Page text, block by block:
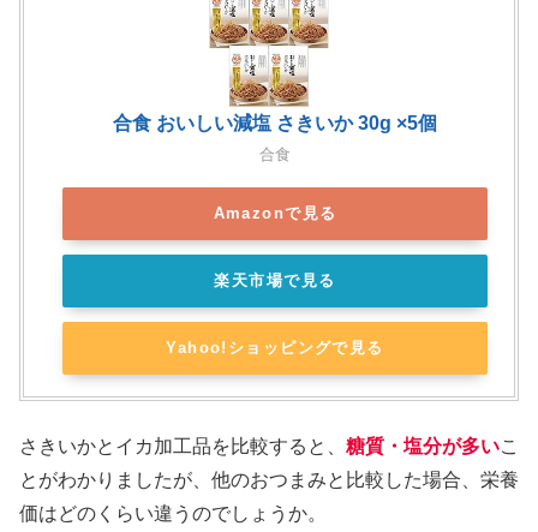
合食 おいしい減塩 さきいか 30g ×5個
合食
Amazonで見る
楽天市場で見る
Yahoo!ショッピングで見る
さきいかとイカ加工品を比較すると、 糖質・塩分が多いこ
とがわかりましたが、他のおつまみと比較した場合、栄養
価はどのくらい違うのでしょうか。